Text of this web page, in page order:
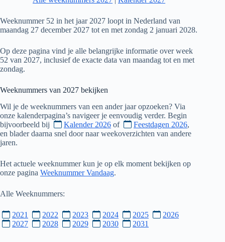
Weeknummer 52 in het jaar 2027 loopt in Nederland van
maandag 27 december 2027 tot en met zondag 2 januari 2028.
Op deze pagina vind je alle belangrijke informatie over week
52 van 2027, inclusief de exacte data van maandag tot en met
zondag.
Weeknummers van 2027 bekijken
Wil je de weeknummers van een ander jaar opzoeken? Via
onze kalenderpagina’s navigeer je eenvoudig verder. Begin
bijvoorbeeld bij
Kalender 2026 of Feestdagen 2026,
en blader daarna snel door naar weekoverzichten van andere
jaren.
Het actuele weeknummer kun je op elk moment bekijken op
onze pagina Weeknummer Vandaag.
Alle Weeknummers:
2021 2022 2023 2024 2025
2026
2027
2028 2029 2030 2031